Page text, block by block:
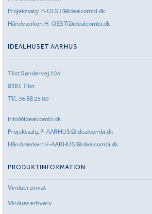
Projektsalg: P-OEST@idealcombi.dk
Håndværker: H-OEST@idealcombi.dk
IDEALHUSET AARHUS
Tilst Søndervej 104
8381 Tilst
Tlf.:96 88 25 00
info@idealcombi.dk
Projektsalg: P-AARHUS@idealcombi.dk
Håndværker: H-AARHUS@idealcombi.dk
PRODUKTINFORMATION
Vinduer privat
Vinduer erhverv